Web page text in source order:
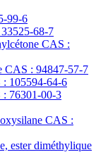
99-6
68-7
CAS :
CAS : 94847-57-7
105594-64-6
: 76301-00-3
CAS :
ester diméthylique